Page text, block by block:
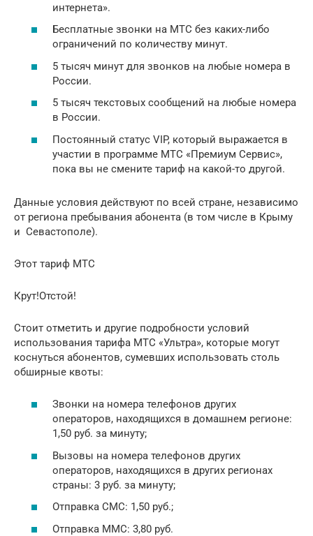
интернета».
Бесплатные звонки на МТС без каких-либо
ограничений по количеству минут.
5 тысяч минут для звонков на любые номера в
России.
5 тысяч текстовых сообщений на любые номера
в России.
Постоянный статус VIP, который выражается в
участии в программе МТС «Премиум Сервис»,
пока вы не смените тариф на какой-то другой.
Данные условия действуют по всей стране, независимо
от региона пребывания абонента (в том числе в Крыму
и Севастополе).
Этот тариф МТС
Крут!Отстой!
Стоит отметить и другие подробности условий
использования тарифа МТС «Ультра», которые могут
коснуться абонентов, сумевших использовать столь
обширные квоты:
Звонки на номера телефонов других
операторов, находящихся в домашнем регионе:
1,50 руб. за минуту;
Вызовы на номера телефонов других
операторов, находящихся в других регионах
страны: 3 руб. за минуту;
Отправка СМС: 1,50 руб.;
Отправка ММС: 3,80 руб.